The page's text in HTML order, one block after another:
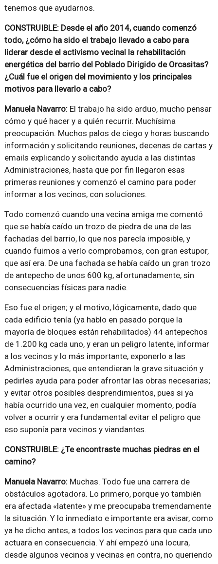
tenemos que ayudarnos.
CONSTRUIBLE: Desde el año 2014, cuando comenzó
todo, ¿cómo ha sido el trabajo llevado a cabo para
liderar desde el activismo vecinal la rehabilitación
energética del barrio del Poblado Dirigido de Orcasitas?
¿Cuál fue el origen del movimiento y los principales
motivos para llevarlo a cabo?
Manuela Navarro:El trabajo ha sido arduo, mucho pensar
cómo y qué hacer y a quién recurrir. Muchísima
preocupación. Muchos palos de ciego y horas buscando
información y solicitando reuniones, decenas de cartas y
emails explicando y solicitando ayuda a las distintas
Administraciones, hasta que por fin llegaron esas
primeras reuniones y comenzó el camino para poder
informar a los vecinos, con soluciones.
Todo comenzó cuando una vecina amiga me comentó
que se había caído un trozo de piedra de una de las
fachadas del barrio, lo que nos parecía imposible, y
cuando fuimos a verlo comprobamos, con gran estupor,
que así era. De una fachada se había caído un gran trozo
de antepecho de unos 600 kg, afortunadamente, sin
consecuencias físicas para nadie.
Eso fue el origen; y el motivo, lógicamente, dado que
cada edificio tenía (ya hablo en pasado porque la
mayoría de bloques están rehabilitados) 44 antepechos
de 1.200 kg cada uno, y eran un peligro latente, informar
a los vecinos y lo más importante, exponerlo a las
Administraciones, que entendieran la grave situación y
pedirles ayuda para poder afrontar las obras necesarias;
y evitar otros posibles desprendimientos, pues si ya
había ocurrido una vez, en cualquier momento, podía
volver a ocurrir y era fundamental evitar el peligro que
eso suponía para vecinos y viandantes.
CONSTRUIBLE: ¿Te encontraste muchas piedras en el
camino?
Manuela Navarro:Muchas. Todo fue una carrera de
obstáculos agotadora. Lo primero, porque yo también
era afectada «latente» y me preocupaba tremendamente
la situación. Y lo inmediato e importante era avisar, como
ya he dicho antes, a todos los vecinos para que cada uno
actuara en consecuencia. Y ahí empezó una locura,
desde algunos vecinos y vecinas en contra, no queriendo